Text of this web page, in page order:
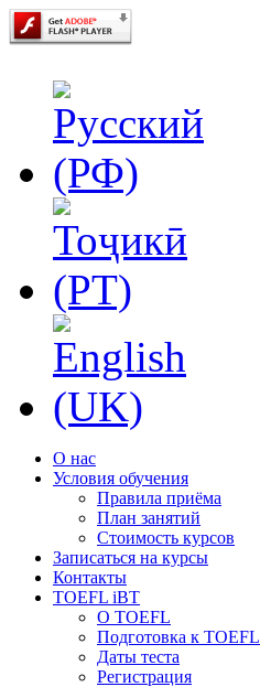
О нас
Условия обучения
Правила приёма
План занятий
Стоимость курсов
Записаться на курсы
Контакты
TOEFL iBT
О TOEFL
Подготовка к TOEFL
Даты теста
Регистрация